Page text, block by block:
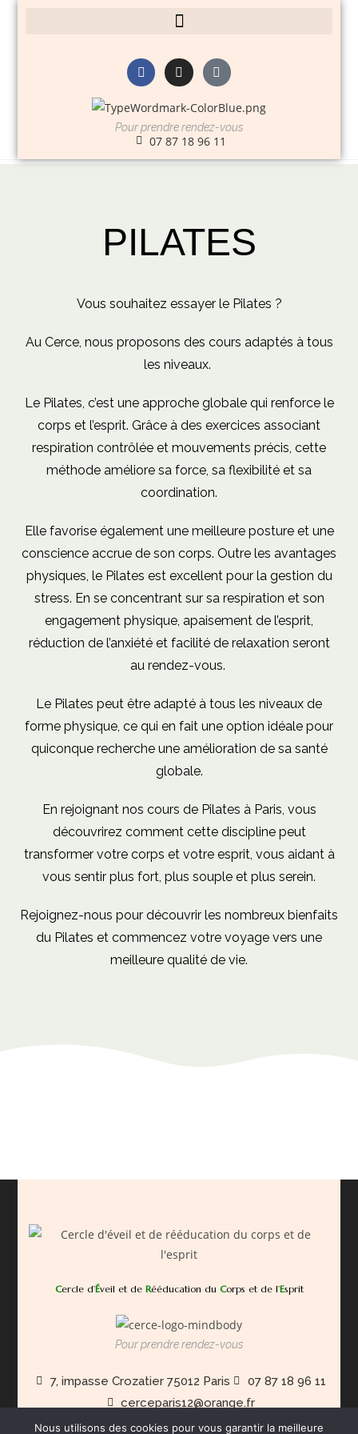
Pour prendre rendez-vous
07 87 18 96 11
PILATES
Vous souhaitez essayer le Pilates ?
Au Cerce, nous proposons des cours adaptés à tous
les niveaux.
Le Pilates, c’est une approche globale qui renforce le
corps et l’esprit. Grâce à des exercices associant
respiration contrôlée et mouvements précis, cette
méthode améliore sa force, sa flexibilité et sa
coordination.
Elle favorise également une meilleure posture et une
conscience accrue de son corps. Outre les avantages
physiques, le Pilates est excellent pour la gestion du
stress. En se concentrant sur sa respiration et son
engagement physique, apaisement de l’esprit,
réduction de l’anxiété et facilité de relaxation seront
au rendez-vous.
Le Pilates peut être adapté à tous les niveaux de
forme physique, ce qui en fait une option idéale pour
quiconque recherche une amélioration de sa santé
globale.
En rejoignant nos cours de Pilates à Paris, vous
découvrirez comment cette discipline peut
transformer votre corps et votre esprit, vous aidant à
vous sentir plus fort, plus souple et plus serein.
Rejoignez-nous pour découvrir les nombreux bienfaits
du Pilates et commencez votre voyage vers une
meilleure qualité de vie.
Cercle d’Éveil et de Rééducation du Corps et de l’Esprit
Pour prendre rendez-vous
7, impasse Crozatier 75012 Paris
07 87 18 96 11
cerceparis12@orange.fr
Nous utilisons des cookies pour vous garantir la meilleure